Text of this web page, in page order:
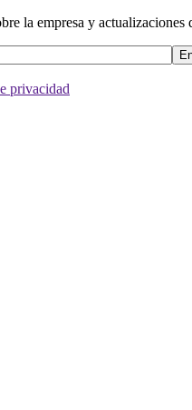
la empresa y actualizaciones
privacidad